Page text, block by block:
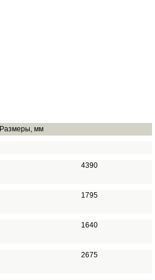
Размеры, мм
4390
1795
1640
2675